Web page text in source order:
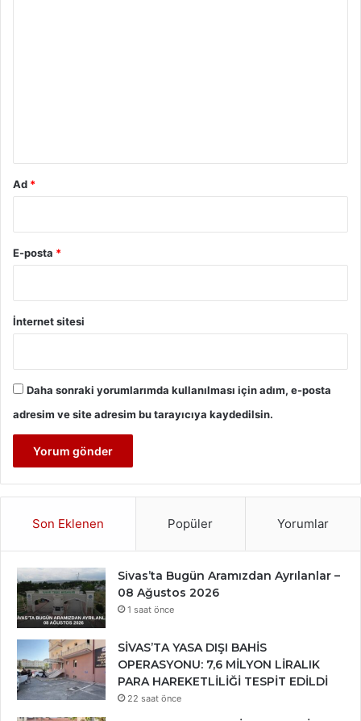
Ad *
E-posta *
İnternet sitesi
Daha sonraki yorumlarımda kullanılması için adım, e-posta
adresim ve site adresim bu tarayıcıya kaydedilsin.
Son Eklenen Popüler Yorumlar
Sivas’ta Bugün Aramızdan Ayrılanlar –
08 Ağustos 2026
1 saat önce
SİVAS’TA YASA DIŞI BAHİS
OPERASYONU: 7,6 MİLYON LİRALIK
PARA HAREKETLİLİĞİ TESPİT EDİLDİ
22 saat önce